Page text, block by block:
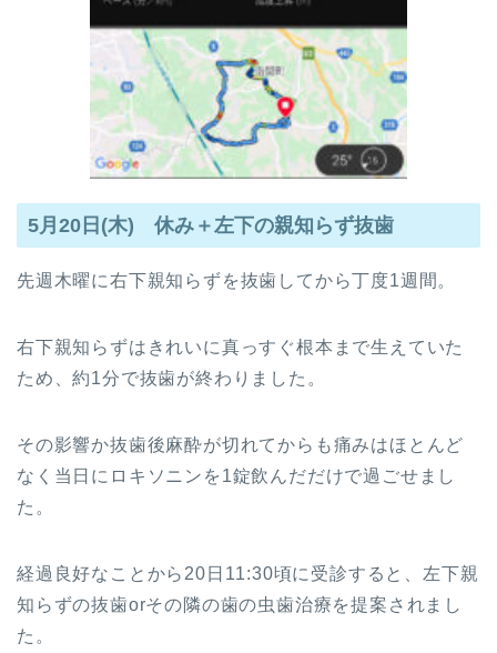
5月20日(木) 休み＋左下の親知らず抜歯
先週木曜に右下親知らずを抜歯してから丁度1週間。
右下親知らずはきれいに真っすぐ根本まで生えていた
ため、約1分で抜歯が終わりました。
その影響か抜歯後麻酔が切れてからも痛みはほとんど
なく当日にロキソニンを1錠飲んだだけで過ごせまし
た。
経過良好なことから20日11:30頃に受診すると、左下親
知らずの抜歯orその隣の歯の虫歯治療を提案されまし
た。